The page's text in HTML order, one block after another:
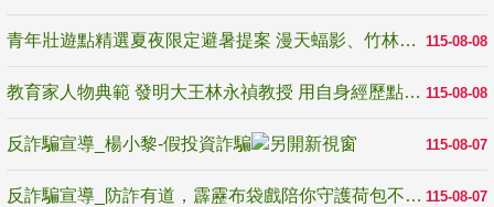
115-08-08
青年壯遊點精選夏夜限定避暑提案 漫天蝠影、竹林尋蛙、茶香夜觀 邀青年暮色出發
115-08-08
教育家人物典範 發明大王林永禎教授 用自身經歷點亮學生的路
115-08-07
反詐騙宣導_楊小黎-假投資詐騙
115-08-07
反詐騙宣導_防詐有道，霹靂布袋戲陪你守護荷包不受騙